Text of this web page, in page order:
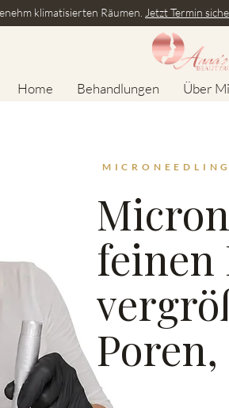
klimatisierten Räumen. Jetzt Termin
Home Behandlungen Über
feinen
Poren,